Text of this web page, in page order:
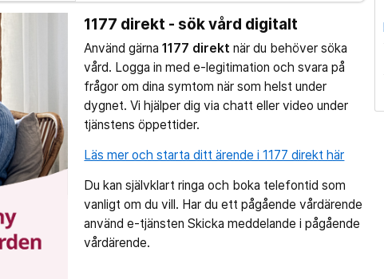
1177 direkt - sök vård digitalt
Använd gärna1177 direkt när du behöver söka
vård. Logga in med e-legitimation och svara på
frågor om dina symtom när som helst under
dygnet. Vi hjälper dig via chatt eller video under
tjänstens öppettider.
Läs mer och starta ditt ärende i 1177 direkt här
Du kan självklart ringa och boka telefontid som
vanligt om du vill. Har du ett pågående vårdärende
använd e-tjänsten Skicka meddelande i pågående
vårdärende.